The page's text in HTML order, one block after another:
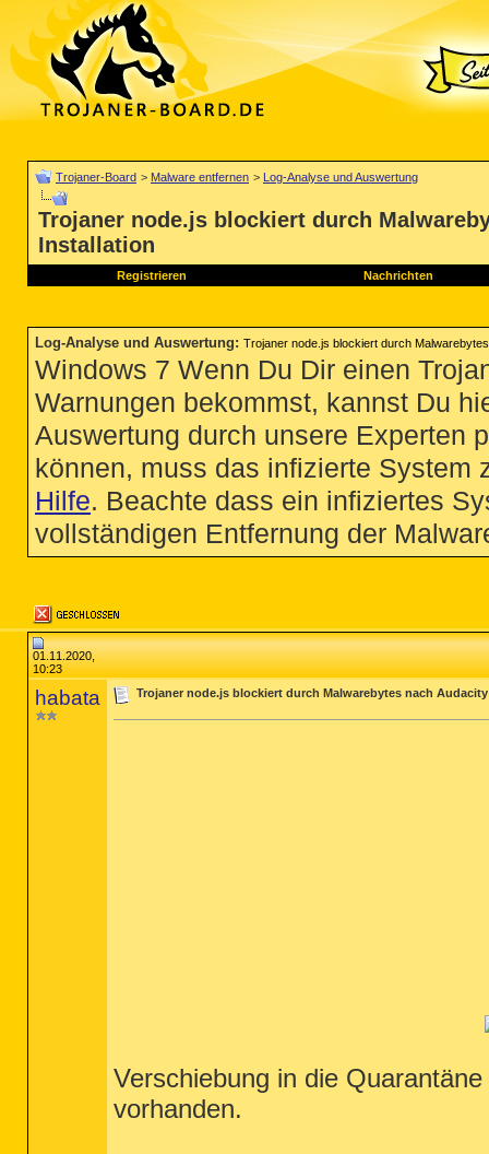
Trojaner-Board > Malware entfernen > Log-Analyse und Auswertung
Trojaner node.js blockiert durch
Installation
Registrieren Nachrichten
Log-Analyse und Auswertung: Trojaner node.js blockiert durch
Windows 7 Wenn Du Dir einen
Warnungen bekommst, kannst Du
Auswertung durch unsere Experten
können, muss das infizierte System
Hilfe. Beachte dass ein infiziertes
vollständigen Entfernung der
01.11.2020,
10:23
habata Trojaner node.js blockiert durch Malwarebytes nach
Verschiebung in die
vorhanden.